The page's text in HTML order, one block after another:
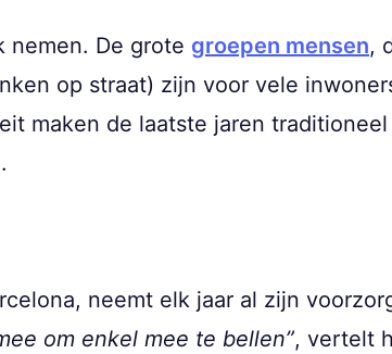
nemen. De grote groepen mensen,
op straat) zijn voor vele
maken de laatste jaren
neemt elk jaar al zijn
om enkel mee te bellen”, vertelt